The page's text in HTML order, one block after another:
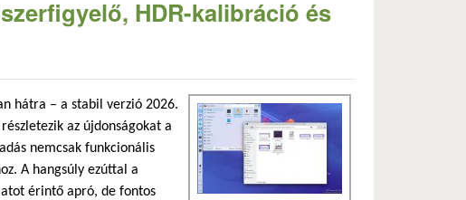
HDR-kalibráció és
hátra – a stabil verzió 2026.
az újdonságokat a
nemcsak funkcionális
A hangsúly ezúttal a
érintő apró, de fontos